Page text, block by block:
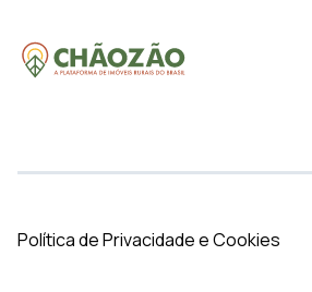
Política de Privacidade e Cookies